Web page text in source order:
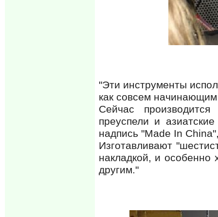
"Эти инструменты
как совсем
Сейчас
преуспели и
надпись "Made In
Изготавливают
накладкой, и особенно
другим."